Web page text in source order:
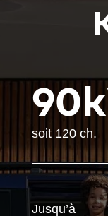
soit 120 ch.
Jusqu’à